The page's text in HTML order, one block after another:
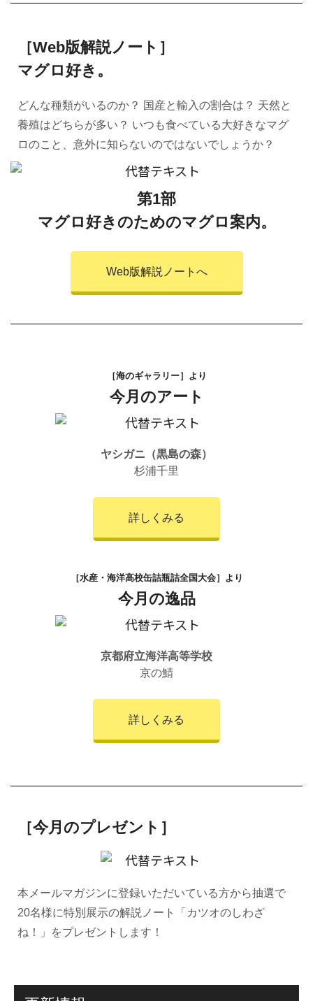
［Web版解説ノート］
マグロ好き。
どんな種類がいるのか？ 国産と輸入の割合は？ 天然と
養殖はどちらが多い？ いつも食べている大好きなマグ
ロのこと、意外に知らないのではないでしょうか？
第1部
マグロ好きのためのマグロ案内。
Web版解説ノートへ
［海のギャラリー］より
今月のアート
ヤシガニ（黒島の森）
杉浦千里
詳しくみる
［水産・海洋高校缶詰瓶詰全国大会］より
今月の逸品
京都府立海洋高等学校
京の鯖
詳しくみる
［今月のプレゼント］
本メールマガジンに登録いただいている方から抽選で
20名様に特別展示の解説ノート「カツオのしわざ
ね！」をプレゼントします！